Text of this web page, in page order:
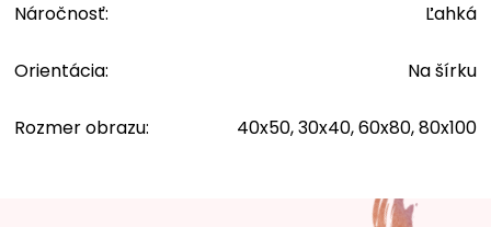
Náročnosť: Ľahká
Orientácia: Na šírku
Rozmer obrazu: 40x50, 30x40, 60x80, 80x100